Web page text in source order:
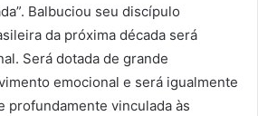
Balbuciou seu discípulo
da próxima década será
Será dotada de grande
emocional e será igualmente
profundamente vinculada às